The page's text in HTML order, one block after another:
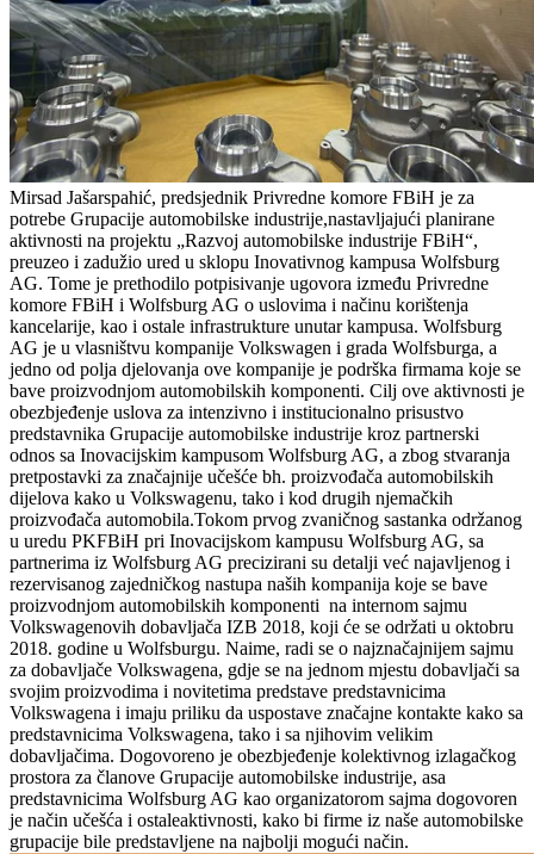
Mirsad Jašarspahić, predsjednik Privredne komore FBiH je za
potrebe Grupacije automobilske industrije,nastavljajući planirane
aktivnosti na projektu „Razvoj automobilske industrije FBiH“,
preuzeo i zadužio ured u sklopu Inovativnog kampusa Wolfsburg
AG. Tome je prethodilo potpisivanje ugovora između Privredne
komore FBiH i Wolfsburg AG o uslovima i načinu korištenja
kancelarije, kao i ostale infrastrukture unutar kampusa. Wolfsburg
AG je u vlasništvu kompanije Volkswagen i grada Wolfsburga, a
jedno od polja djelovanja ove kompanije je podrška firmama koje se
bave proizvodnjom automobilskih komponenti. Cilj ove aktivnosti je
obezbjeđenje uslova za intenzivno i institucionalno prisustvo
predstavnika Grupacije automobilske industrije kroz partnerski
odnos sa Inovacijskim kampusom Wolfsburg AG, a zbog stvaranja
pretpostavki za značajnije učešće bh. proizvođača automobilskih
dijelova kako u Volkswagenu, tako i kod drugih njemačkih
proizvođača automobila.Tokom prvog zvaničnog sastanka održanog
u uredu PKFBiH pri Inovacijskom kampusu Wolfsburg AG, sa
partnerima iz Wolfsburg AG precizirani su detalji već najavljenog i
rezervisanog zajedničkog nastupa naših kompanija koje se bave
proizvodnjom automobilskih komponenti na internom sajmu
Volkswagenovih dobavljača IZB 2018, koji će se održati u oktobru
2018. godine u Wolfsburgu. Naime, radi se o najznačajnijem sajmu
za dobavljače Volkswagena, gdje se na jednom mjestu dobavljači sa
svojim proizvodima i novitetima predstave predstavnicima
Volkswagena i imaju priliku da uspostave značajne kontakte kako sa
predstavnicima Volkswagena, tako i sa njihovim velikim
dobavljačima. Dogovoreno je obezbjeđenje kolektivnog izlagačkog
prostora za članove Grupacije automobilske industrije, asa
predstavnicima Wolfsburg AG kao organizatorom sajma dogovoren
je način učešća i ostaleaktivnosti, kako bi firme iz naše automobilske
grupacije bile predstavljene na najbolji mogući način.